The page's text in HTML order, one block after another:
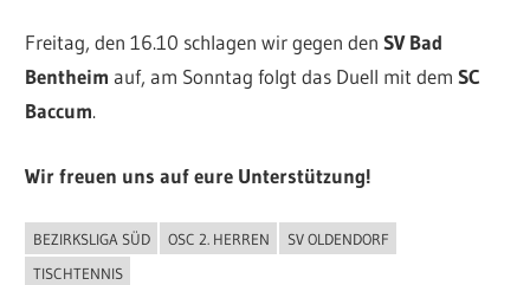
Freitag, den 16.10 schlagen wir gegen denSV Bad
Bentheim auf, am Sonntag folgt das Duell mit demSC
Baccum.
Wir freuen uns auf eure Unterstützung!
ALLGEMEIN
BEZIRKSLIGA SÜD OSC 2. HERREN
SV OLDENDORF
TISCHTENNIS